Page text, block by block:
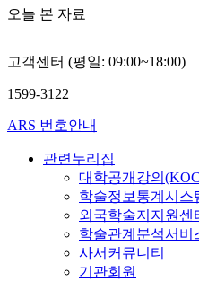
오늘 본 자료
고객센터 (평일: 09:00~18:00)
1599-3122
ARS 번호안내
관련누리집
대학공개강의
학술정보통계시스
외국학술지지원센
학술관계분석서비
사서커뮤니티
기관회원